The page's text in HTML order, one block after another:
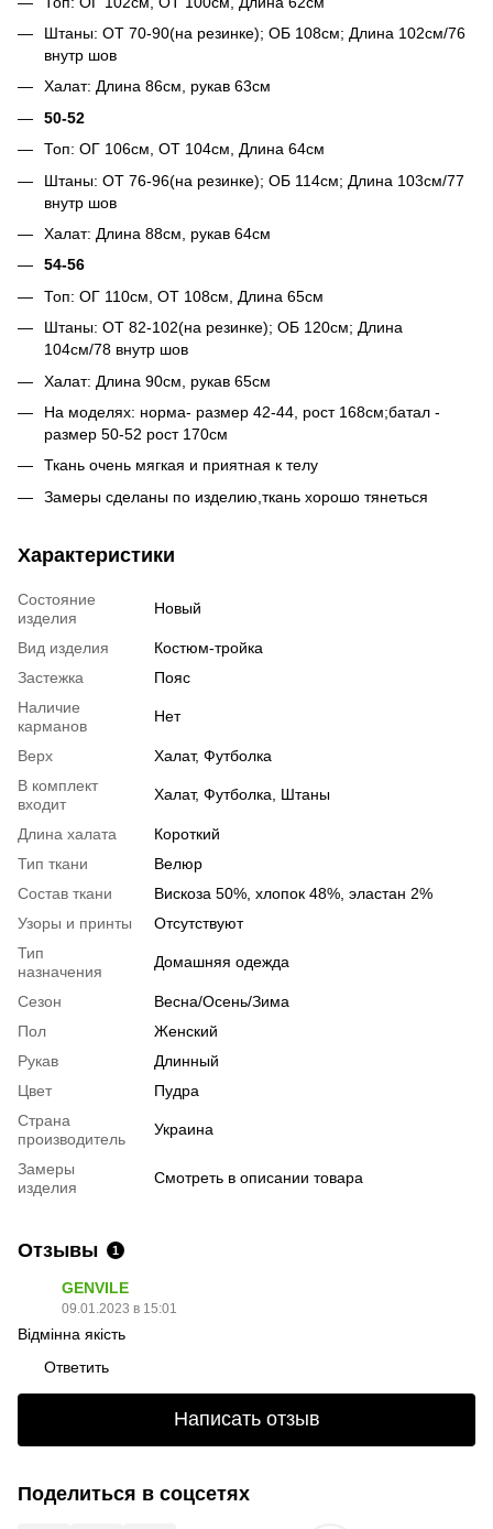
Штаны: ОТ 70-90(на резинке); ОБ 108см; Длина 102см/76
внутр шов
Халат: Длина 86см, рукав 63см
50-52
Топ: ОГ 106см, ОТ 104см, Длина 64см
Штаны: ОТ 76-96(на резинке); ОБ 114см; Длина 103см/77
внутр шов
Халат: Длина 88см, рукав 64см
54-56
Топ: ОГ 110см, ОТ 108см, Длина 65см
Штаны: ОТ 82-102(на резинке); ОБ 120см; Длина
104см/78 внутр шов
Халат: Длина 90см, рукав 65см
На моделях: норма- размер 42-44, рост 168см;батал -
размер 50-52 рост 170см
Ткань очень мягкая и приятная к телу
Замеры сделаны по изделию,ткань хорошо тянеться
Характеристики
Состояние
изделия
Новый
Вид изделия
Костюм-тройка
Застежка
Пояс
Наличие
карманов
Нет
Верх
Халат, Футболка
В комплект
входит
Халат, Футболка, Штаны
Длина халата
Короткий
Тип ткани
Велюр
Состав ткани
Вискоза 50%, хлопок 48%, эластан 2%
Узоры и принты
Отсутствуют
Тип
назначения
Домашняя одежда
Сезон
Весна/Осень/Зима
Пол
Женский
Рукав
Длинный
Цвет
Пудра
Страна
производитель
Украина
Замеры
изделия
Смотреть в описании товара
Отзывы 1
GENVILE
09.01.2023 в 15:01
Відмінна якість
Ответить
Написать отзыв
Поделиться в соцсетях